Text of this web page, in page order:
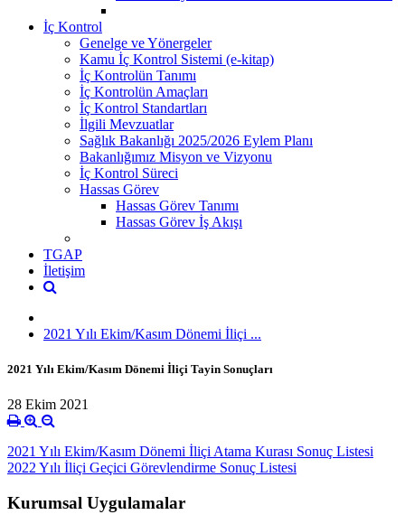
İç Kontrol
Genelge ve Yönergeler
Kamu İç Kontrol Sistemi (e-kitap)
İç Kontrolün Tanımı
İç Kontrolün Amaçları
İç Kontrol Standartları
İlgili Mevzuatlar
Sağlık Bakanlığı 2025/2026 Eylem Planı
Bakanlığımız Misyon ve Vizyonu
İç Kontrol Süreci
Hassas Görev
Hassas Görev Tanımı
Hassas Görev İş Akışı
TGAP
İletişim
2021 Yılı Ekim/Kasım Dönemi İliçi ...
2021 Yılı Ekim/Kasım Dönemi İliçi Tayin Sonuçları
28 Ekim 2021
2021 Yılı Ekim/Kasım Dönemi İliçi Atama Kurası Sonuç Listesi
2022 Yılı İliçi Geçici Görevlendirme Sonuç Listesi
Kurumsal Uygulamalar